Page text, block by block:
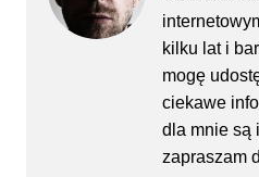
kilku lat i
mogę
ciekawe
dla mnie są
zapraszam